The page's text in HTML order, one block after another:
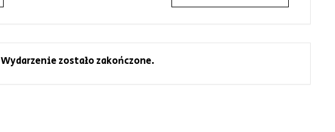
Wydarzenie zostało zakończone.